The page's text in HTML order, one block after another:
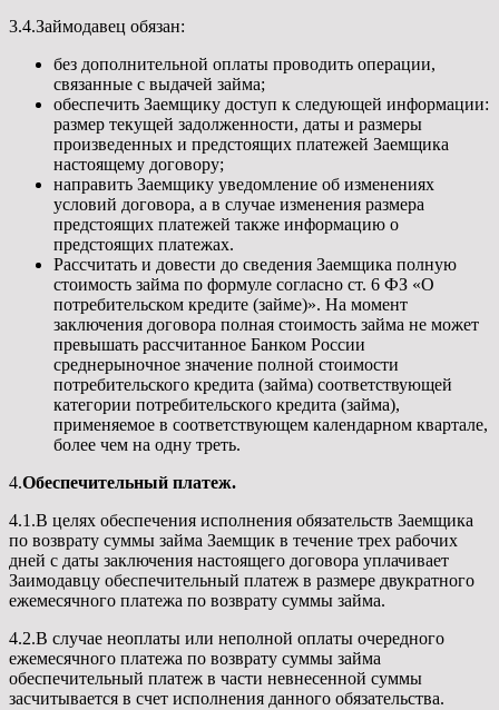
3.4.Займодавец обязан:
без дополнительной оплаты проводить операции,
связанные с выдачей займа;
обеспечить Заемщику доступ к следующей информации:
размер текущей задолженности, даты и размеры
произведенных и предстоящих платежей Заемщика
настоящему договору;
направить Заемщику уведомление об изменениях
условий договора, а в случае изменения размера
предстоящих платежей также информацию о
предстоящих платежах.
Рассчитать и довести до сведения Заемщика полную
стоимость займа по формуле согласно ст. 6 ФЗ «О
потребительском кредите (займе)». На момент
заключения договора полная стоимость займа не может
превышать рассчитанное Банком России
среднерыночное значение полной стоимости
потребительского кредита (займа) соответствующей
категории потребительского кредита (займа),
применяемое в соответствующем календарном квартале,
более чем на одну треть.
4.Обеспечительный платеж.
4.1.В целях обеспечения исполнения обязательств Заемщика
по возврату суммы займа Заемщик в течение трех рабочих
дней с даты заключения настоящего договора уплачивает
Заимодавцу обеспечительный платеж в размере двукратного
ежемесячного платежа по возврату суммы займа.
4.2.В случае неоплаты или неполной оплаты очередного
ежемесячного платежа по возврату суммы займа
обеспечительный платеж в части невнесенной суммы
засчитывается в счет исполнения данного обязательства.